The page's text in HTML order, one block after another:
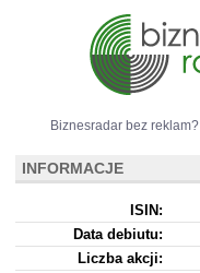
Biznesradar bez reklam?
INFORMACJE
ISIN:
Data debiutu:
Liczba akcji: